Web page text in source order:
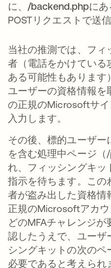
に、 /backend.phpに
POSTリクエストで送
当社の推測では、フィ
者（電話をかけている
ある可能性もあります
ユーザーの資格情報を
の正規のMicrosoftサ
入力します。
その後、標的ユーザー
を含む処理中ページ
れ、フィッシングキッ
指示を待ちます。この
者が盗み出した資格情
正規のMicrosoftアカウ
どのMFAチャレンジ
認したうえで、ユーザ
シングキットの次のペ
必要であると考えられ